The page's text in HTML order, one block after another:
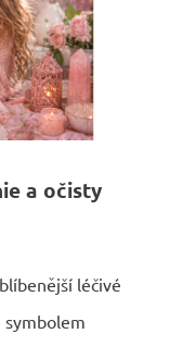
a očisty
léčivé
symbolem